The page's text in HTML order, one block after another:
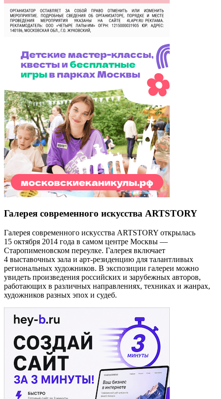
Галерея современного искусства ARTSTORY
Галерея современного искусства ARTSTORY открылась
15 октября 2014 года в самом центре Москвы —
Старопименовском переулке. Галерея включает
4 выставочных зала и арт-резиденцию для талантливых
региональных художников. В экспозиции галереи можно
увидеть произведения российских и зарубежных авторов,
работающих в различных направлениях, техниках и жанрах,
художников разных эпох и судеб.